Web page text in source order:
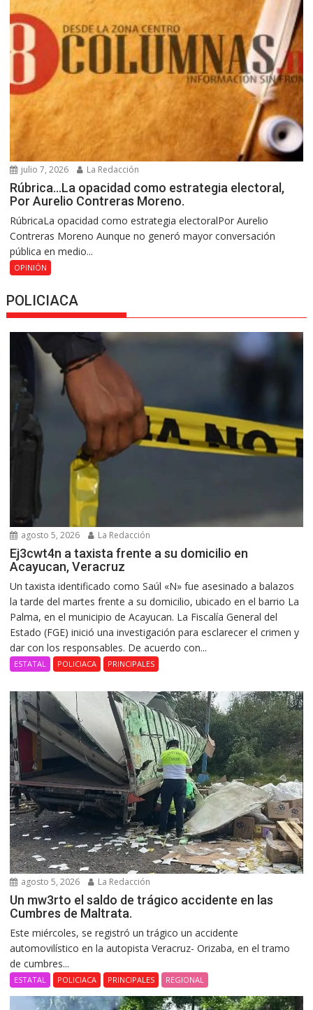
julio 7, 2026 La Redacción
Rúbrica…La opacidad como estrategia electoral,
Por Aurelio Contreras Moreno.
RúbricaLa opacidad como estrategia electoralPor Aurelio
Contreras Moreno Aunque no generó mayor conversación
pública en medio...
OPINIÓN
POLICIACA
agosto 5, 2026 La Redacción
Ej3cwt4n a taxista frente a su domicilio en
Acayucan, Veracruz
Un taxista identificado como Saúl «N» fue asesinado a balazos
la tarde del martes frente a su domicilio, ubicado en el barrio La
Palma, en el municipio de Acayucan. La Fiscalía General del
Estado (FGE) inició una investigación para esclarecer el crimen y
dar con los responsables. De acuerdo con...
ESTATAL POLICIACA PRINCIPALES
agosto 5, 2026 La Redacción
Un mw3rto el saldo de trágico accidente en las
Cumbres de Maltrata.
Este miércoles, se registró un trágico un accidente
automovilístico en la autopista Veracruz- Orizaba, en el tramo
de cumbres...
ESTATAL POLICIACA PRINCIPALES REGIONAL